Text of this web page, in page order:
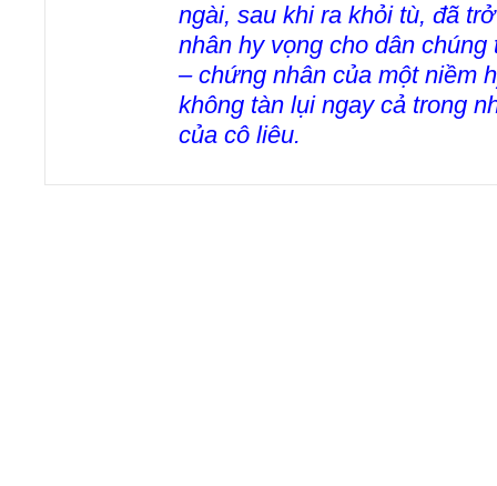
ngài, sau khi ra khỏi tù, đã
nhân hy vọng cho dân chúng
– chứng nhân của một niềm
không tàn lụi ngay cả trong
của cô liêu.